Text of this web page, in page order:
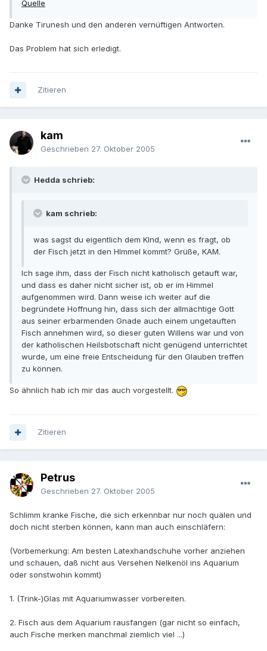
Quelle
Danke Tirunesh und den anderen vernüftigen Antworten.
Das Problem hat sich erledigt.
Zitieren
kam
Geschrieben 27. Oktober 2005
Hedda schrieb:
kam schrieb:
was sagst du eigentlich dem KInd, wenn es fragt, ob
der Fisch jetzt in den HImmel kommt? Grüße, KAM.
Ich sage ihm, dass der Fisch nicht katholisch getauft war,
und dass es daher nicht sicher ist, ob er im Himmel
aufgenommen wird. Dann weise ich weiter auf die
begründete Hoffnung hin, dass sich der allmächtige Gott
aus seiner erbarmenden Gnade auch einem ungetauften
Fisch annehmen wird, so dieser guten Willens war und von
der katholischen Heilsbotschaft nicht genügend unterrichtet
wurde, um eine freie Entscheidung für den Glauben treffen
zu können.
So ähnlich hab ich mir das auch vorgestellt.
Zitieren
Petrus
Geschrieben 27. Oktober 2005
Schlimm kranke Fische, die sich erkennbar nur noch quälen und
doch nicht sterben können, kann man auch einschläfern:
(Vorbemerkung: Am besten Latexhandschuhe vorher anziehen
und schauen, daß nicht aus Versehen Nelkenöl ins Aquarium
oder sonstwohin kommt)
1. (Trink-)Glas mit Aquariumwasser vorbereiten.
2. Fisch aus dem Aquarium rausfangen (gar nicht so einfach,
auch Fische merken manchmal ziemlich viel ...)